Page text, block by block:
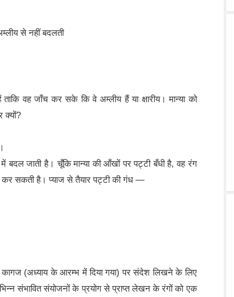
से नहीं बदलती
वह जाँच कर सके कि वे अम्लीय हैं या क्षारीय। मान्या को
क्यों?
में बदल जाती है। चूँकि मान्या की आँखों पर पट्टी बँधी है, वह रंग
कर सकती है। प्याज से तैयार पट्टी की गंध —
कागज (अध्याय के आरम्भ में दिया गया) पर संदेश लिखने के लिए
संभावित संयोजनों के प्रयोग से प्राप्त लेखन के रंगों को एक